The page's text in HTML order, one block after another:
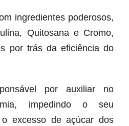
ingredientes poderosos,
Quitosana e Cromo,
por trás da eficiência do
por auxiliar no
impedindo o seu
excesso de açúcar dos